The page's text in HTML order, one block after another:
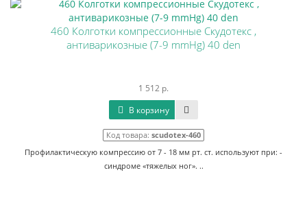
460 Колготки компрессионные Скудотекс ,
антиварикозные (7-9 mmHg) 40 den
1 512 р.
В корзину
Код товара: scudotex-460
Профилактическую компрессию от 7 - 18 мм рт. ст. используют при: -
синдроме «тяжелых ног». ..